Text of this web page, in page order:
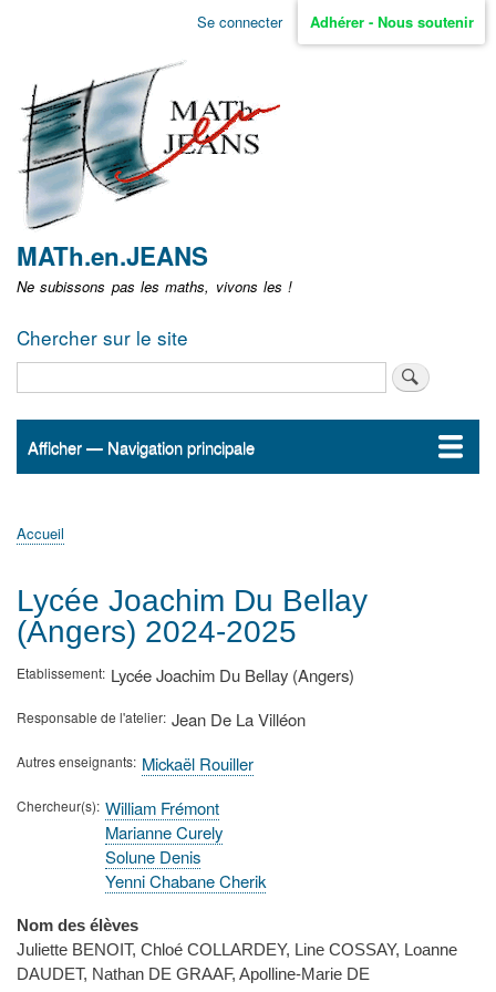
Aller
non
identifié
Se connecter Adhérer - Nous soutenir
MATh.en.JEANS
Ne subissons pas les maths, vivons les !
Chercher sur le site
Navigation
Afficher — Navigation principale
Accueil
ActualitésMATh.en.JEANS ?
Régions et Ateliers
Créer, gérer un atelier
Sujets/Publications
Congrès
d'Ariane
Accueil
Lycée Joachim Du Bellay
(Angers) 2024-2025
Etablissement Lycée Joachim Du Bellay (Angers)
Responsable de l'atelier Jean De La Villéon
Autres enseignants Mickaël Rouiller
Chercheur(s) William Frémont
Marianne Curely
Solune Denis
Yenni Chabane Cherik
Nom des élèves
Juliette BENOIT, Chloé COLLARDEY, Line COSSAY, Loanne
DAUDET, Nathan DE GRAAF, Apolline-Marie DE